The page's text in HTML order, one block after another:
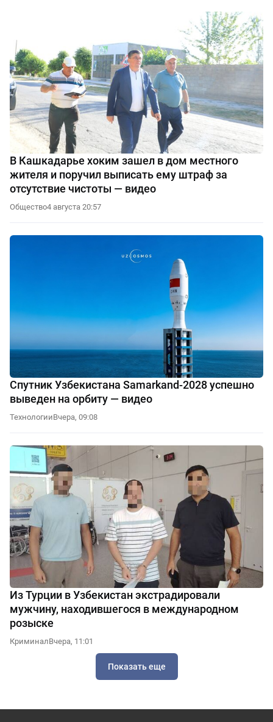
В Кашкадарье хоким зашел в дом местного
жителя и поручил выписать ему штраф за
отсутствие чистоты — видео
Общество4 августа 20:57
Спутник Узбекистана Samarkand-2028 успешно
выведен на орбиту — видео
ТехнологииВчера, 09:08
Из Турции в Узбекистан экстрадировали
мужчину, находившегося в международном
розыске
КриминалВчера, 11:01
Показать еще